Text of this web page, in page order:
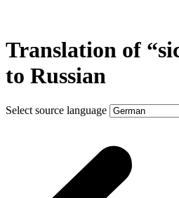
Translation of
to Russian
Select source language